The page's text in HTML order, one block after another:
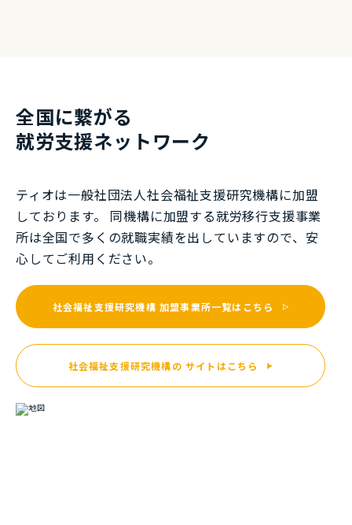
全国に繋がる
就労⽀援ネットワーク
ティオは一般社団法⼈社会福祉⽀援研究機構に加盟
しております。 同機構に加盟する就労移⾏⽀援事業
所は全国で多くの就職実績を出していますので、安
⼼してご利⽤ください。
社会福祉支援研究機構 加盟事業所一覧はこちら
社会福祉支援研究機構の サイトはこちら